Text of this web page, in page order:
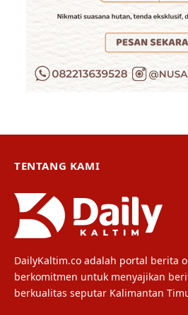
TENTANG KAMI
DailyKaltim.co adalah portal berita
berkomitmen untuk menyajikan
berkualitas seputar Kalimantan